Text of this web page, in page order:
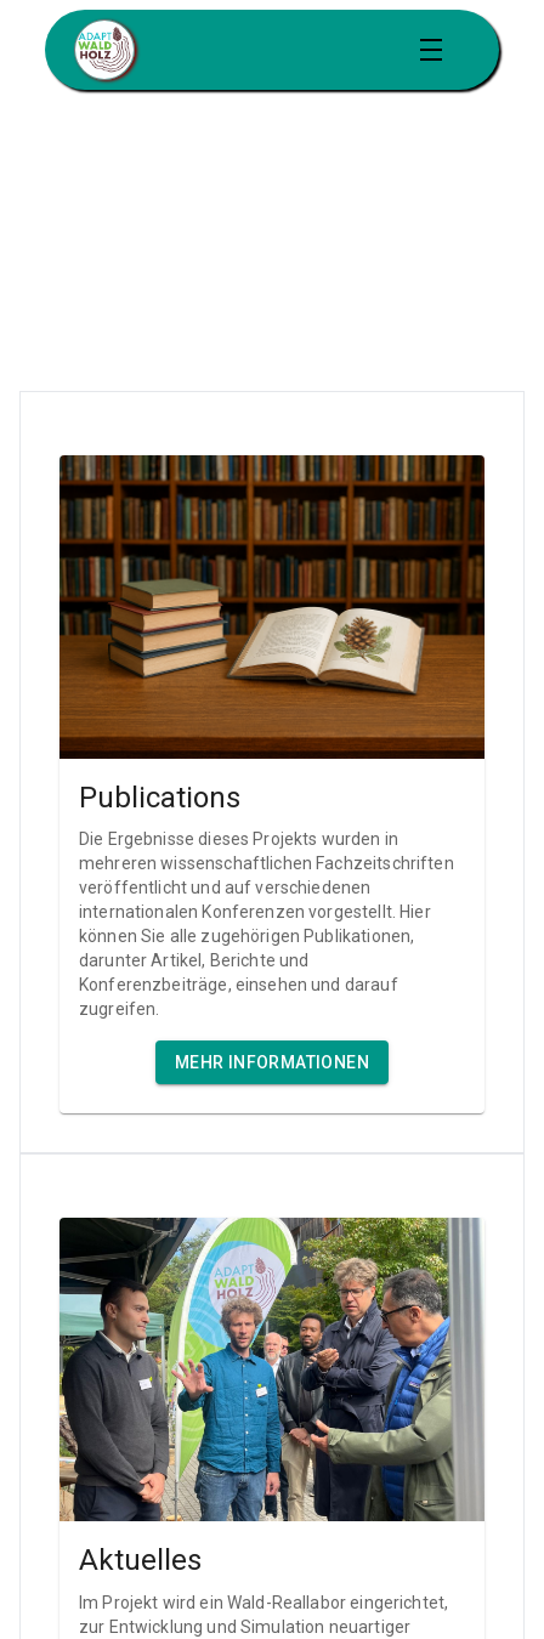
Publications
Die Ergebnisse dieses Projekts wurden in
mehreren wissenschaftlichen Fachzeitschriften
veröffentlicht und auf verschiedenen
internationalen Konferenzen vorgestellt. Hier
können Sie alle zugehörigen Publikationen,
darunter Artikel, Berichte und
Konferenzbeiträge, einsehen und darauf
zugreifen.
MEHR INFORMATIONEN
Aktuelles
Im Projekt wird ein Wald-Reallabor eingerichtet,
zur Entwicklung und Simulation neuartiger